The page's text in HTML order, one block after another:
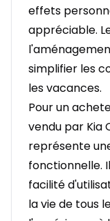
effets
appréciable.
simplifier les
les vacances.
Pour un
vendu par Kia
représente
fonctionnelle.
facilité
la vie de tous